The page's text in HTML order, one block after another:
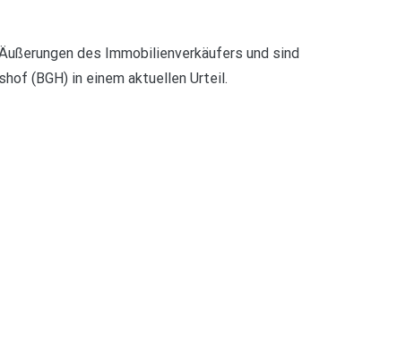
des Immobilienverkäufers und sind
(BGH) in einem aktuellen Urteil.